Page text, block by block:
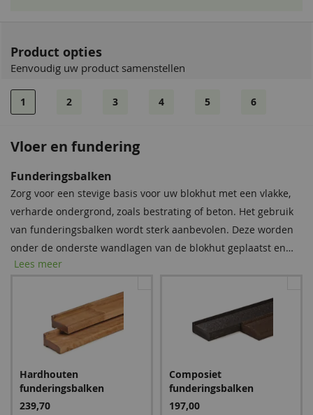
Product opties
Eenvoudig uw product samenstellen
1 2 3 4 5 6
Vloer en fundering
Onze spijkerset bevat zowel spijkers als asfaltnagels voor het
monteren van dakplanken en dakbedekking. Voor modellen
groter dan 5 × 5 m raden we aan twee sets aan te schaffen
voor optimale stabiliteit.
24,95
9,60
Tegen meerprijs kunt u bij dit product dakshingles bestellen.
Deze bitumen dakbedekking is uitermate geschikt voor het
waterdicht afwerken van uw (hellende) dak, om zo de
levensduur van uw tuinverblijf te verlengen.
287,55
Funderingsbalken
Zorg voor een stevige basis voor uw blokhut met een vlakke,
verharde ondergrond, zoals bestrating of beton. Het gebruik
van funderingsbalken wordt sterk aanbevolen. Deze worden
onder de onderste wandlagen van de blokhut geplaatst en
bieden essentiële bescherming tegen regenwater, vocht en
levensduur van uw blokhut aanzienlijk.
Lees meer
Hardhouten
funderingsbalken
239,70
Composiet
funderingsbalken
197,00